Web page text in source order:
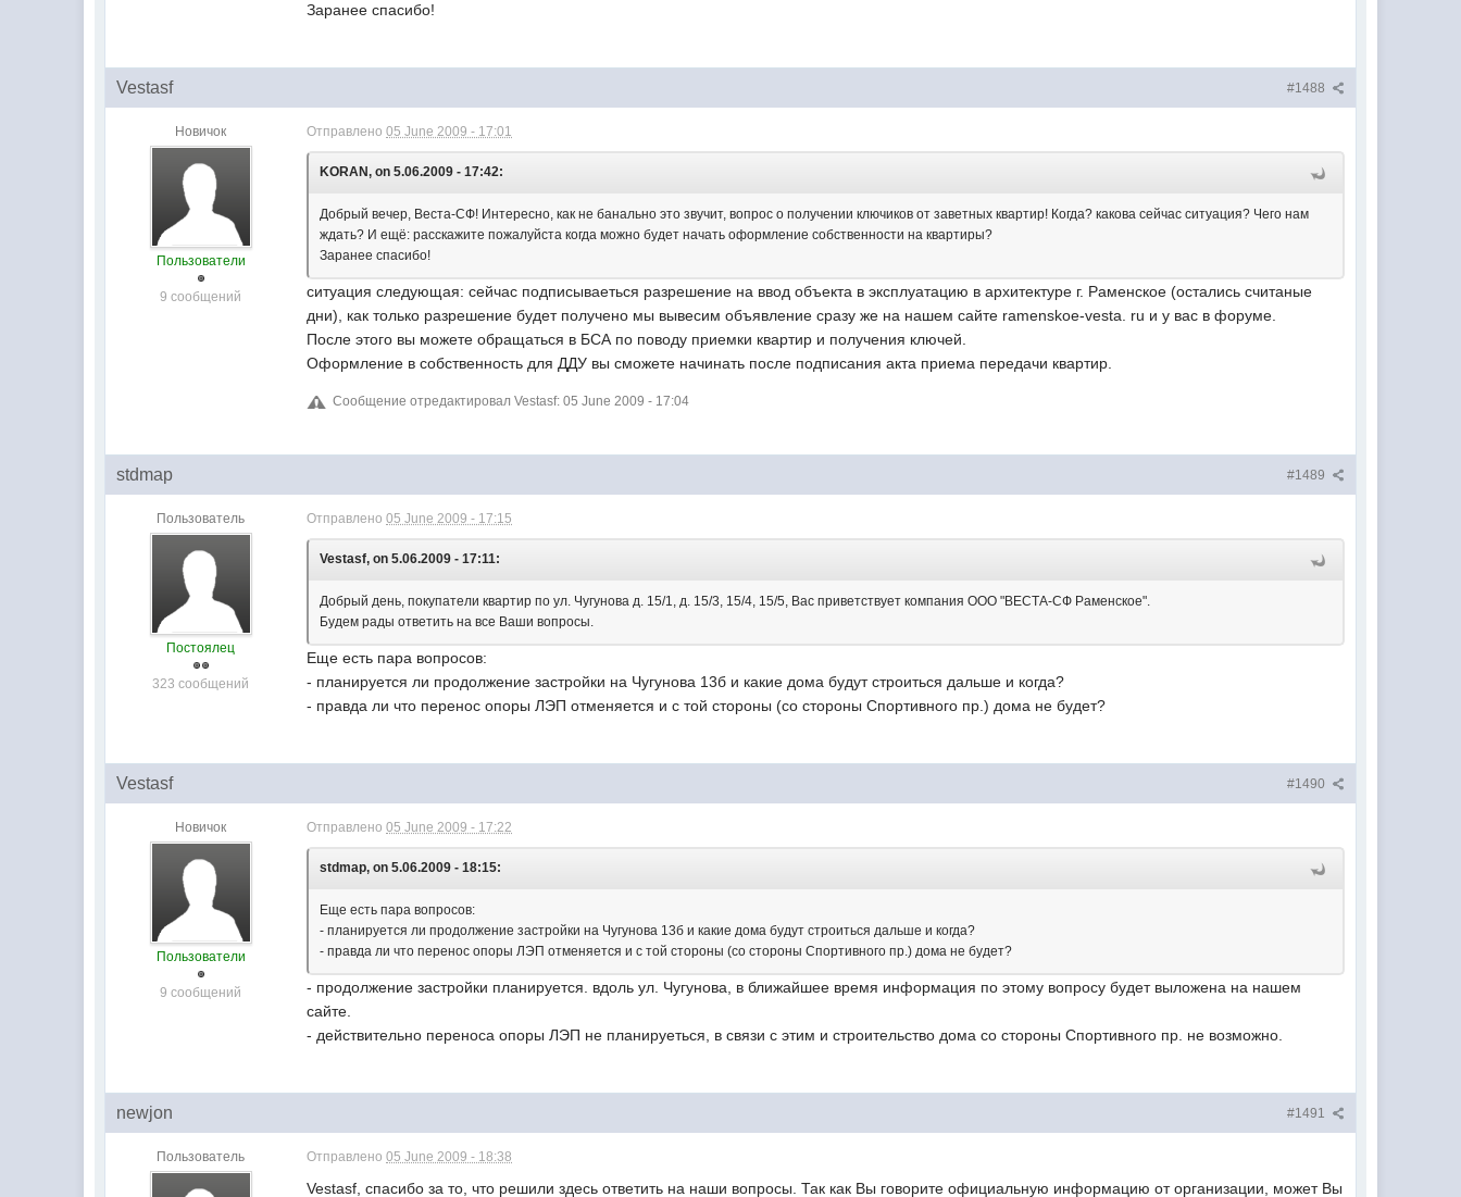
Заранее спасибо!
#1488
Vestasf
Новичок
Пользователи
9 сообщений
Отправлено05 June 2009 - 17:01
KORAN, on 5.06.2009 - 17:42:
Добрый вечер, Веста-СФ! Интересно, как не банально это звучит, вопрос о получении ключиков от заветных квартир! Когда? какова сейчас ситуация? Чего нам
ждать? И ещё: расскажите пожалуйста когда можно будет начать оформление собственности на квартиры?
Заранее спасибо!
ситуация следующая: сейчас подписываеться разрешение на ввод объекта в эксплуатацию в архитектуре г. Раменское (остались считаные
дни), как только разрешение будет получено мы вывесим объявление сразу же на нашем сайте ramenskoe-vesta. ru и у вас в форуме.
После этого вы можете обращаться в БСА по поводу приемки квартир и получения ключей.
Оформление в собственность для ДДУ вы сможете начинать после подписания акта приема передачи квартир.
Сообщение отредактировал Vestasf: 05 June 2009 - 17:04
#1489
stdmap
Пользователь
Постоялец
323 сообщений
Отправлено05 June 2009 - 17:15
Vestasf, on 5.06.2009 - 17:11:
Добрый день, покупатели квартир по ул. Чугунова д. 15/1, д. 15/3, 15/4, 15/5, Вас приветствует компания ООО "ВЕСТА-СФ Раменское".
Будем рады ответить на все Ваши вопросы.
Еще есть пара вопросов:
- планируется ли продолжение застройки на Чугунова 13б и какие дома будут строиться дальше и когда?
- правда ли что перенос опоры ЛЭП отменяется и с той стороны (со стороны Спортивного пр.) дома не будет?
#1490
Vestasf
Новичок
Пользователи
9 сообщений
Отправлено05 June 2009 - 17:22
stdmap, on 5.06.2009 - 18:15:
Еще есть пара вопросов:
- планируется ли продолжение застройки на Чугунова 13б и какие дома будут строиться дальше и когда?
- правда ли что перенос опоры ЛЭП отменяется и с той стороны (со стороны Спортивного пр.) дома не будет?
- продолжение застройки планируется. вдоль ул. Чугунова, в ближайшее время информация по этому вопросу будет выложена на нашем
сайте.
- действительно переноса опоры ЛЭП не планируеться, в связи с этим и строительство дома со стороны Спортивного пр. не возможно.
#1491
newjon
Пользователь Отправлено05 June 2009 - 18:38
Vestasf, спасибо за то, что решили здесь ответить на наши вопросы. Так как Вы говорите официальную информацию от организации, может Вы